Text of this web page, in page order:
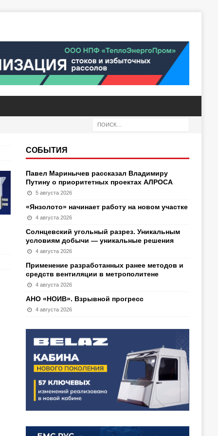
СОБЫТИЯ
Павел Маринычев рассказал Владимиру
Путину о приоритетных проектах АЛРОСА
5 августа 2026
«Янзолото» начинает работу на новом участке
4 августа 2026
Солнцевский угольный разрез. Уникальным
условиям добычи — уникальные решения
4 августа 2026
Применение разработанных ранее методов и
средств вентиляции в метрополитене
4 августа 2026
АНО «НОИВ». Взрывной прогресс
4 августа 2026